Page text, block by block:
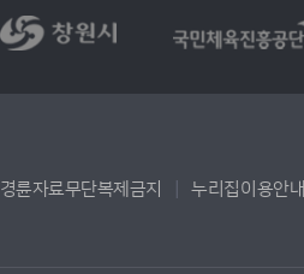
경륜자료무단복제금지 누리집이용안내